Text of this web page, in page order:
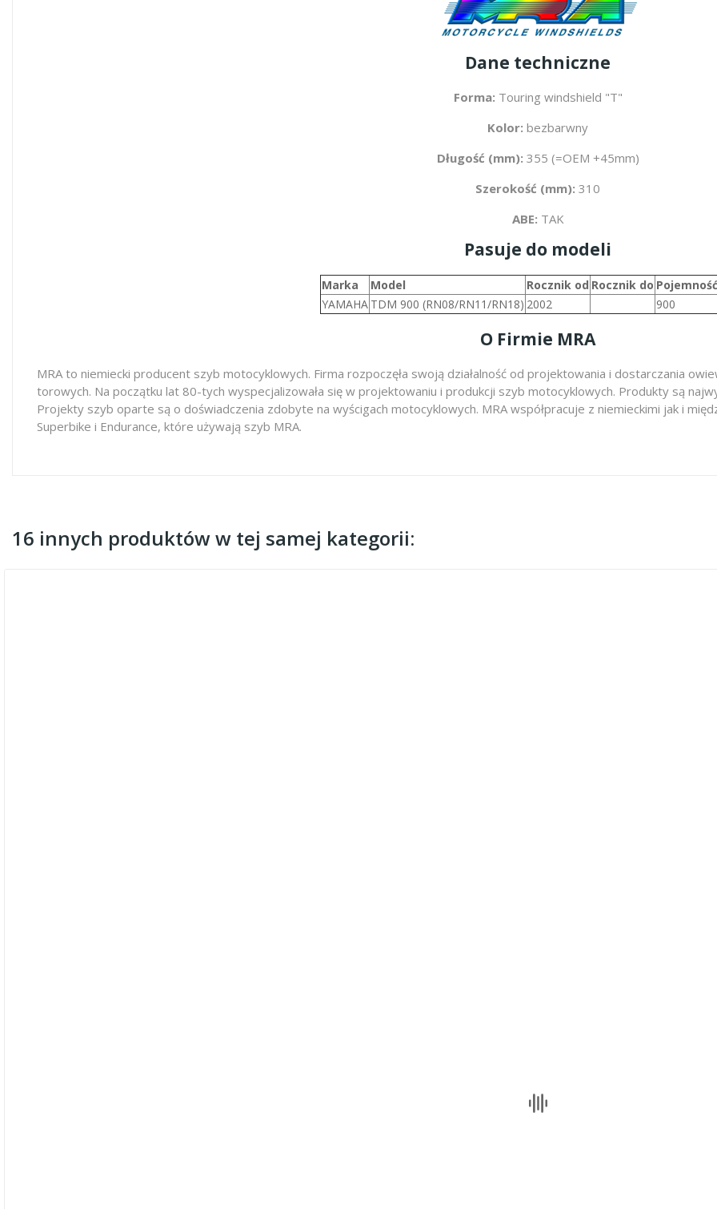
Dane techniczne
Forma: Touring windshield "T"
Kolor: bezbarwny
Długość (mm): 355 (=OEM +45mm)
Szerokość (mm): 310
ABE: TAK
Pasuje do modeli
Marka Model Rocznik od Rocznik do
YAMAHA TDM 900 (RN08/RN11/RN18) 2002 900
O Firmie MRA
MRA to niemiecki producent szyb motocyklowych. Firma rozpoczęła swoją działalność od projektowania i dostarczania
torowych. Na początku lat 80-tych wyspecjalizowała się w projektowaniu i produkcji szyb motocyklowych. Produkty są
Projekty szyb oparte są o doświadczenia zdobyte na wyścigach motocyklowych. MRA współpracuje z niemieckimi jak i
Superbike i Endurance, które używają szyb MRA.
16 innych produktów w tej samej kategorii: